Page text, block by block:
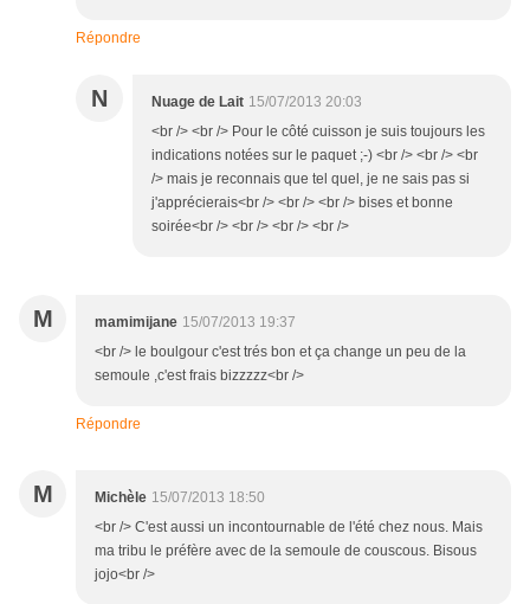
Répondre
N Nuage de Lait 15/07/2013 20:03
<br /> <br /> Pour le côté cuisson je suis toujours les
indications notées sur le paquet ;-) <br /> <br /> <br
/> mais je reconnais que tel quel, je ne sais pas si
j'apprécierais<br /> <br /> <br /> bises et bonne
soirée<br /> <br /> <br /> <br />
M mamimijane 15/07/2013 19:37
<br /> le boulgour c'est trés bon et ça change un peu de la
semoule ,c'est frais bizzzzz<br />
Répondre
M Michèle 15/07/2013 18:50
<br /> C'est aussi un incontournable de l'été chez nous. Mais
ma tribu le préfère avec de la semoule de couscous. Bisous
jojo<br />